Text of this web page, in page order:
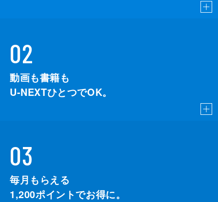
02
動画も書籍も
U-NEXTひとつでOK。
03
毎月もらえる
1,200ポイントでお得に。